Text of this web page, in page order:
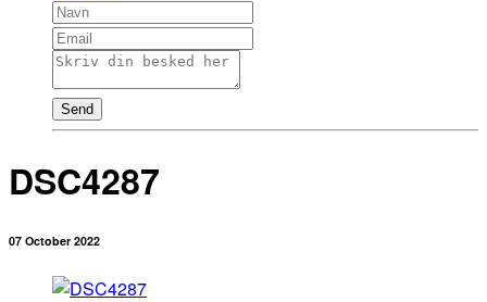
Send
DSC4287
07 October 2022